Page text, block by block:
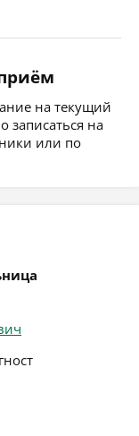
на текущий
записаться на
или по